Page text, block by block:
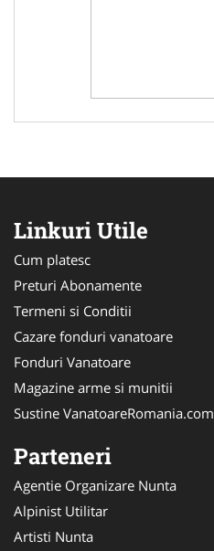
Linkuri Utile
Cum platesc
Preturi Abonamente
Termeni si Conditii
Cazare fonduri vanatoare
Fonduri Vanatoare
Magazine arme si munitii
Sustine VanatoareRomania.com
Parteneri
Agentie Organizare Nunta
Alpinist Utilitar
Artisti Nunta